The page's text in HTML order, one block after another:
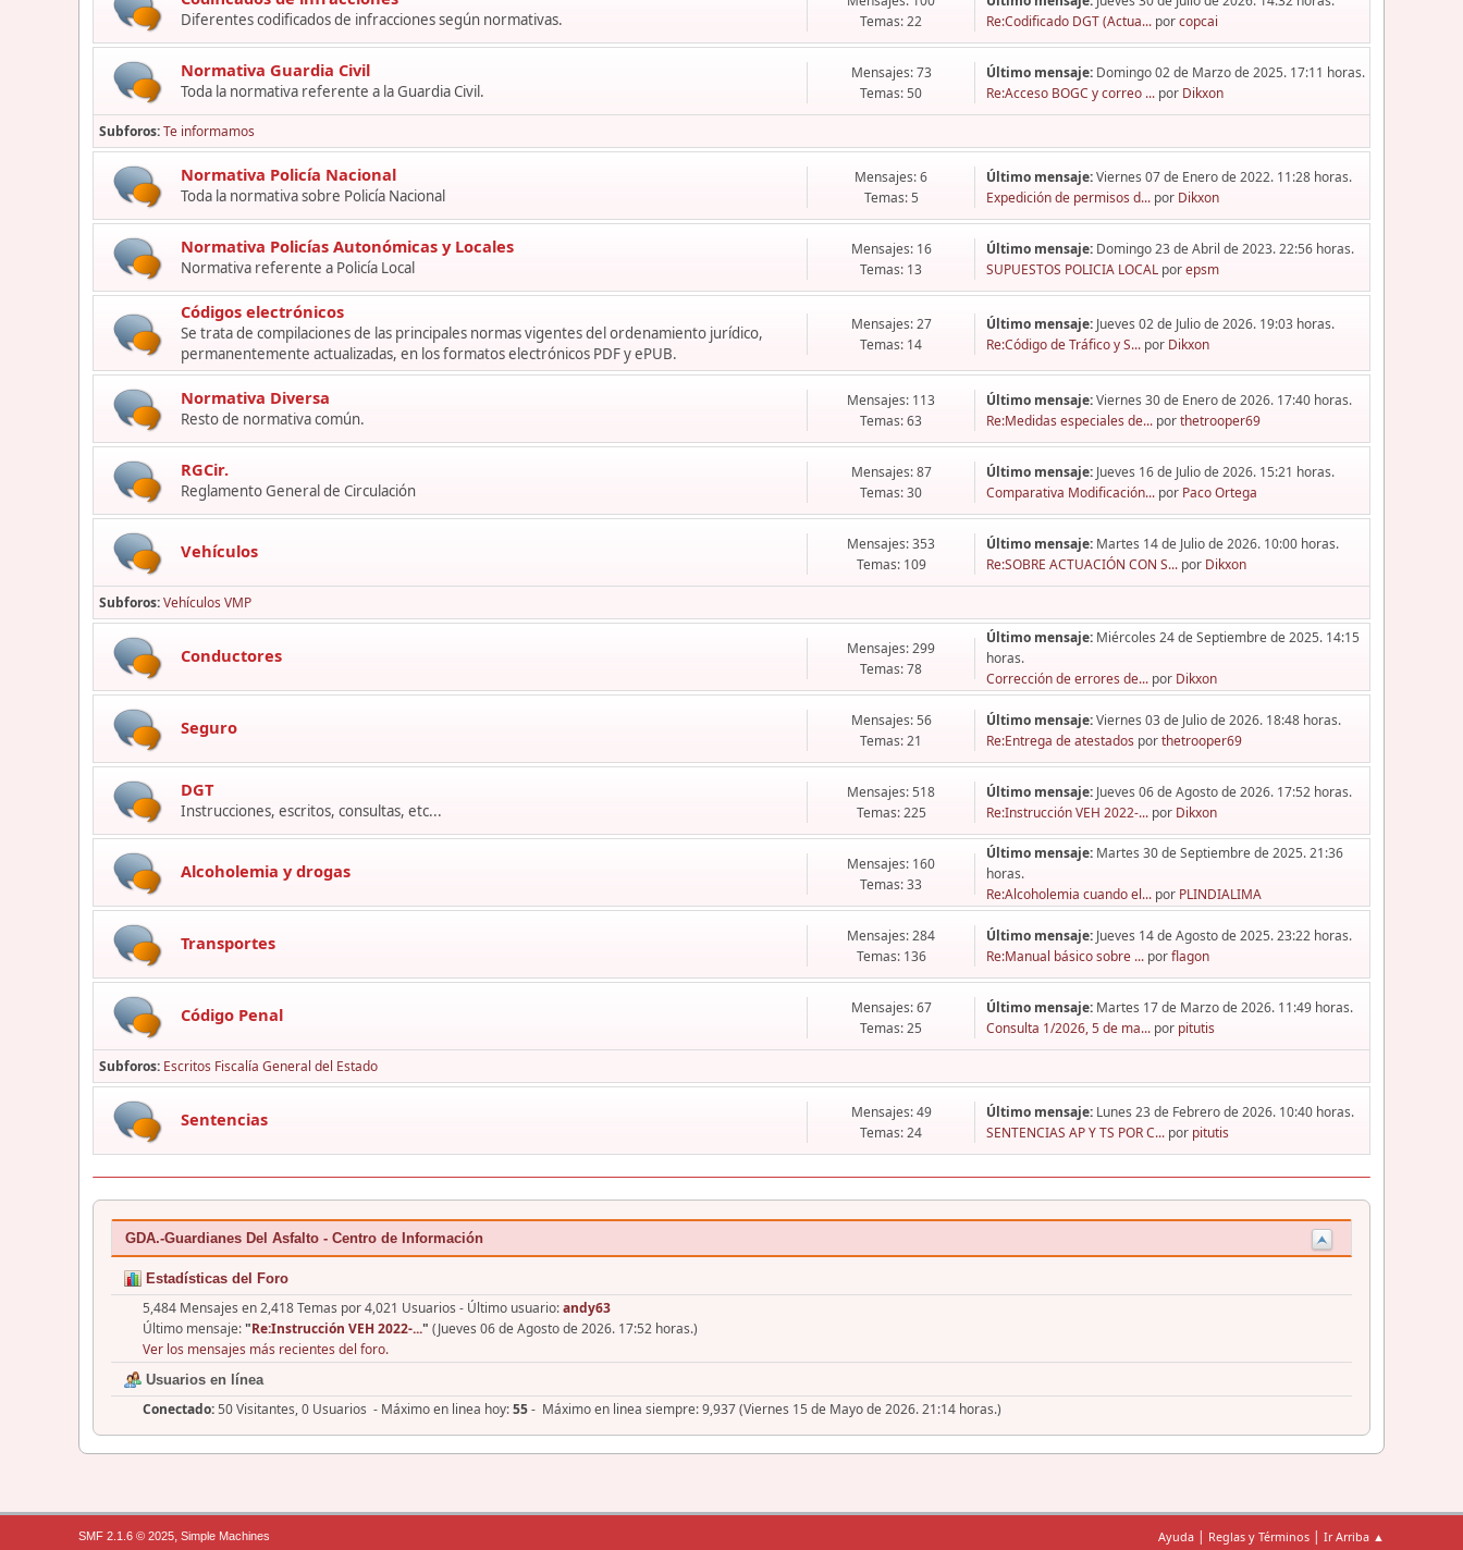
Diferentes codificados de infracciones según normativas.
Temas: 22
Re:Codificado DGT (Actua... porcopcai
Normativa Guardia Civil
Toda la normativa referente a la Guardia Civil.
Mensajes: 73
Temas: 50
Último mensaje: Domingo 02 de Marzo de 2025. 17:11 horas.
Re:Acceso BOGC y correo ... por Dikxon
Subforos Te informamos
Normativa Policía Nacional
Toda la normativa sobre Policía Nacional
Mensajes: 6
Temas: 5
Último mensaje:Viernes 07 de Enero de 2022. 11:28 horas.
Expedición de permisos d... por Dikxon
Normativa Policías Autonómicas y Locales
Normativa referente a Policía Local
Mensajes: 16
Temas: 13
Último mensaje: Domingo 23 de Abril de 2023. 22:56 horas.
SUPUESTOS POLICIA LOCAL porepsm
Códigos electrónicos
Se trata de compilaciones de las principales normas vigentes del ordenamiento jurídico,
permanentemente actualizadas, en los formatos electrónicos PDF y ePUB.
Mensajes: 27
Temas: 14
Último mensaje: Jueves 02 de Julio de 2026. 19:03 horas.
Re:Código de Tráfico y S... por Dikxon
Normativa Diversa
Resto de normativa común.
Mensajes: 113
Temas: 63
Último mensaje:Viernes 30 de Enero de 2026. 17:40 horas.
Re:Medidas especiales de... porthetrooper69
RGCir.
Reglamento General de Circulación
Mensajes: 87
Temas: 30
Último mensaje: Jueves 16 de Julio de 2026. 15:21 horas.
Comparativa Modificación... por Paco Ortega
Vehículos
Mensajes: 353
Temas: 109
Último mensaje: Martes 14 de Julio de 2026. 10:00 horas.
Re:SOBRE ACTUACIÓN CON S... por Dikxon
Subforos Vehículos VMP
Conductores
Mensajes: 299
Temas: 78
Último mensaje: Miércoles 24 de Septiembre de 2025. 14:15
horas.
Corrección de errores de... por Dikxon
Seguro
Mensajes: 56
Temas: 21
Último mensaje:Viernes 03 de Julio de 2026. 18:48 horas.
Re:Entrega de atestados porthetrooper69
DGT
Instrucciones, escritos, consultas, etc...
Mensajes: 518
Temas: 225
Último mensaje: Jueves 06 de Agosto de 2026. 17:52 horas.
Re:Instrucción VEH 2022-... por Dikxon
Alcoholemia y drogas
Mensajes: 160
Temas: 33
Último mensaje: Martes 30 de Septiembre de 2025. 21:36
horas.
Re:Alcoholemia cuando el... por PLINDIALIMA
Transportes
Mensajes: 284
Temas: 136
Último mensaje: Jueves 14 de Agosto de 2025. 23:22 horas.
Re:Manual básico sobre ... porflagon
Código Penal
Mensajes: 67
Temas: 25
Último mensaje: Martes 17 de Marzo de 2026. 11:49 horas.
Consulta 1/2026, 5 de ma... por pitutis
Subforos Escritos Fiscalía General del Estado
Sentencias
Mensajes: 49
Temas: 24
Último mensaje: Lunes 23 de Febrero de 2026. 10:40 horas.
SENTENCIAS AP Y TS POR C... por pitutis
GDA.-Guardianes Del Asfalto - Centro de Información
Estadísticas del Foro
5,484 Mensajes en 2,418 Temas por 4,021 Usuarios - Último usuario:andy63
Último mensaje:"Re:Instrucción VEH 2022-..." (Jueves 06 de Agosto de 2026. 17:52 horas.)
Ver los mensajes más recientes del foro.
Usuarios en línea
Conectado:50 Visitantes, 0 Usuarios - Máximo en linea hoy:55- Máximo en linea siempre: 9,937 (Viernes 15 de Mayo de 2026. 21:14 horas.)
Ayuda | Reglas y Términos | Ir Arriba ▲
SMF 2.1.6 © 2025, Simple Machines